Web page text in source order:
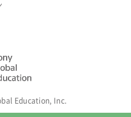
Education, Inc.